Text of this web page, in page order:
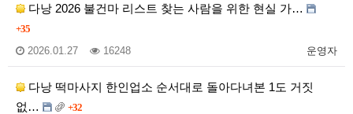
다낭 2026 불건마 리스트 찾는 사람을 위한 현실 가…
+35
운영자
2026.01.27 16248
다낭 떡마사지 한인업소 순서대로 돌아다녀본 1도 거짓
없…
+32